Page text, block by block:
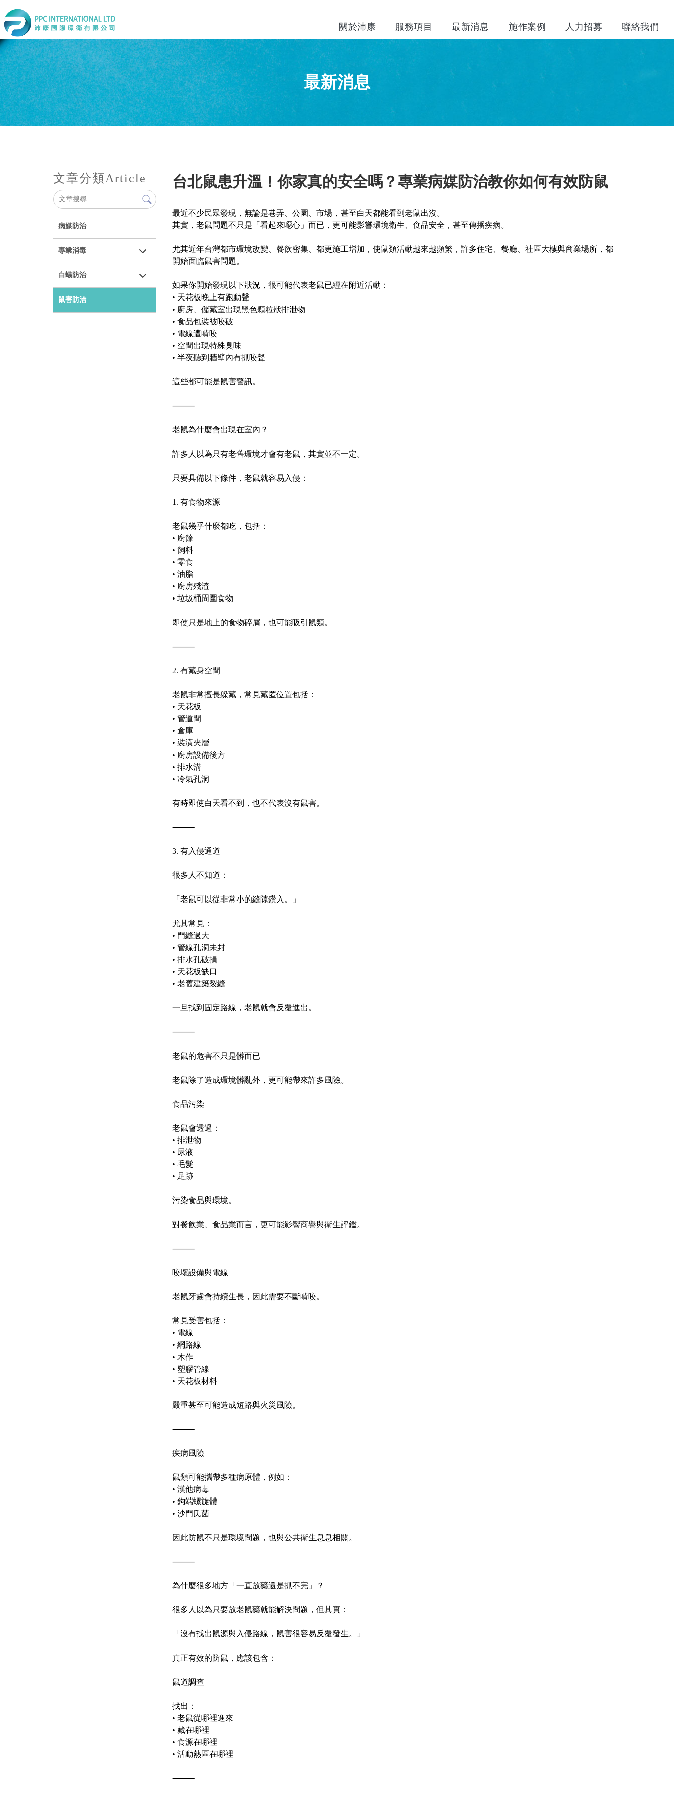
關於沛康 服務項目 最新消息 施作案例 人力招募 聯絡我們
最新消息
文章分類Article
病媒防治
專業消毒
白蟻防治
鼠害防治
台北鼠患升溫！你家真的安全嗎？專業病媒防治教你如何有效防鼠
最近不少民眾發現，無論是巷弄、公園、市場，甚至白天都能看到老鼠出沒。
其實，老鼠問題不只是「看起來噁心」而已，更可能影響環境衛生、食品安全，甚至傳播疾病。
尤其近年台灣都市環境改變、餐飲密集、都更施工增加，使鼠類活動越來越頻繁，許多住宅、餐廳、社區大樓與商業場所，都
開始面臨鼠害問題。
如果你開始發現以下狀況，很可能代表老鼠已經在附近活動：
• 天花板晚上有跑動聲
• 廚房、儲藏室出現黑色顆粒狀排泄物
• 食品包裝被咬破
• 電線遭啃咬
• 空間出現特殊臭味
• 半夜聽到牆壁內有抓咬聲
這些都可能是鼠害警訊。
⸻
老鼠為什麼會出現在室內？
許多人以為只有老舊環境才會有老鼠，其實並不一定。
只要具備以下條件，老鼠就容易入侵：
1. 有食物來源
老鼠幾乎什麼都吃，包括：
• 廚餘
• 飼料
• 零食
• 油脂
• 廚房殘渣
• 垃圾桶周圍食物
即使只是地上的食物碎屑，也可能吸引鼠類。
⸻
2. 有藏身空間
老鼠非常擅長躲藏，常見藏匿位置包括：
• 天花板
• 管道間
• 倉庫
• 裝潢夾層
• 廚房設備後方
• 排水溝
• 冷氣孔洞
有時即使白天看不到，也不代表沒有鼠害。
⸻
3. 有入侵通道
很多人不知道：
「老鼠可以從非常小的縫隙鑽入。」
尤其常見：
• 門縫過大
• 管線孔洞未封
• 排水孔破損
• 天花板缺口
• 老舊建築裂縫
一旦找到固定路線，老鼠就會反覆進出。
⸻
老鼠的危害不只是髒而已
老鼠除了造成環境髒亂外，更可能帶來許多風險。
食品污染
老鼠會透過：
• 排泄物
• 尿液
• 毛髮
• 足跡
污染食品與環境。
對餐飲業、食品業而言，更可能影響商譽與衛生評鑑。
⸻
咬壞設備與電線
老鼠牙齒會持續生長，因此需要不斷啃咬。
常見受害包括：
• 電線
• 網路線
• 木作
• 塑膠管線
• 天花板材料
嚴重甚至可能造成短路與火災風險。
⸻
疾病風險
鼠類可能攜帶多種病原體，例如：
• 漢他病毒
• 鉤端螺旋體
• 沙門氏菌
因此防鼠不只是環境問題，也與公共衛生息息相關。
⸻
為什麼很多地方「一直放藥還是抓不完」？
很多人以為只要放老鼠藥就能解決問題，但其實：
「沒有找出鼠源與入侵路線，鼠害很容易反覆發生。」
真正有效的防鼠，應該包含：
鼠道調查
找出：
• 老鼠從哪裡進來
• 藏在哪裡
• 食源在哪裡
• 活動熱區在哪裡
⸻